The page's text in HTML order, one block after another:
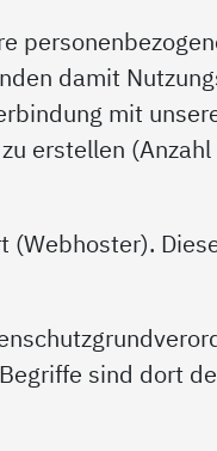
damit
mit
erstellen
sind dort